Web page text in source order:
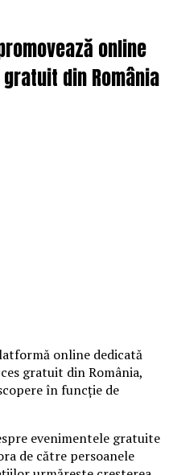
online
din România
online dedicată
gratuit din România,
în funcție de
evenimentele gratuite
de către persoanele